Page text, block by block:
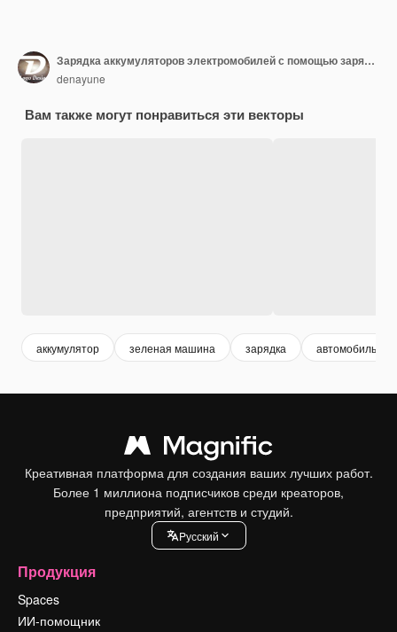
Зарядка аккумуляторов электромобилей с помощью зарядных устройств и вилок для кабелей, в которых используется экологически чистая среда, экология, устойчивость или чистый воздух. Векторная иллюстрация
denayune
Вам также могут понравиться эти векторы
аккумулятор зеленая машина зарядка
Креативная платформа для создания ваших лучших работ.
Более 1 миллиона подписчиков среди креаторов,
предприятий, агентств и студий.
Pусский
Продукция
Spaces
ИИ-помощник